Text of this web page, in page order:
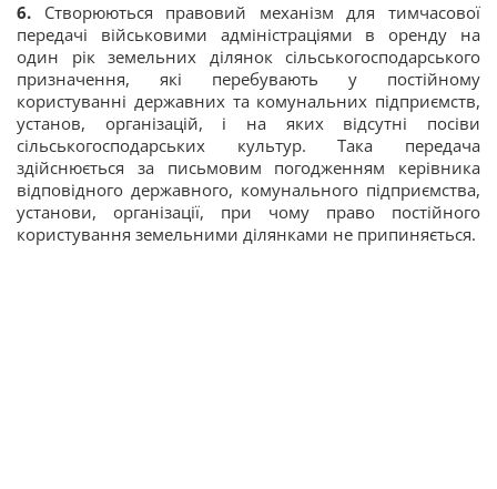
6. Створюються правовий механізм для тимчасової
передачі військовими адміністраціями в оренду на
один рік земельних ділянок сільськогосподарського
призначення, які перебувають у постійному
користуванні державних та комунальних підприємств,
установ, організацій, і на яких відсутні посіви
сільськогосподарських культур. Така передача
здійснюється за письмовим погодженням керівника
відповідного державного, комунального підприємства,
установи, організації, при чому право постійного
користування земельними ділянками не припиняється.